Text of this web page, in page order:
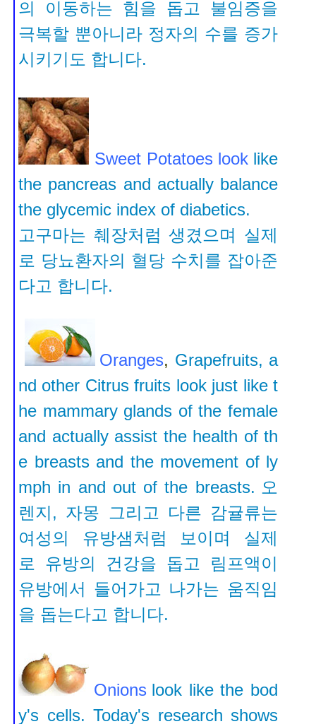
의 이동하는 힘을 돕고 불임증을
극복할 뿐아니라 정자의 수를 증가
시키기도 합니다.
Sweet Potatoes looklike
the pancreas and actually balance
the glycemic index of diabetics.
고구마는 췌장처럼 생겼으며 실제
로 당뇨환자의 혈당 수치를 잡아준
다고 합니다.
Oranges, Grapefruits, a
nd other Citrus fruits look just like t
he mammary glands of the female
and actually assist the health of th
e breasts and the movement of ly
mph in and out of the breasts. 오
렌지, 자몽 그리고 다른 감귤류는
여성의 유방샘처럼 보이며
실제
로 유방의 건강을 돕고 림프액이
유방에서 들어가고 나가는 움직임
을 돕는다고 합니다.
Onions look like the bod
y's cells. Today's research shows